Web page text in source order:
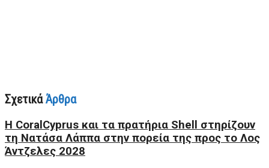
ΣχετικάΆρθρα
Η CoralCyprus και τα πρατήρια Shell στηρίζουν
τη Νατάσα Λάππα στην πορεία της προς το Λος
Άντζελες 2028